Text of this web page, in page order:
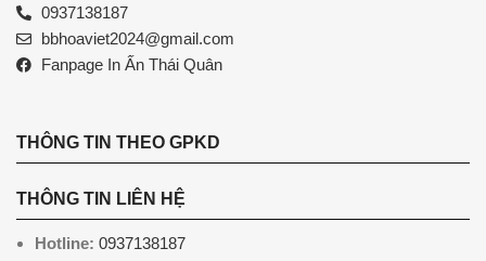
0937138187
bbhoaviet2024@gmail.com
Fanpage In Ấn Thái Quân
THÔNG TIN THEO GPKD
THÔNG TIN LIÊN HỆ
Hotline: 0937138187